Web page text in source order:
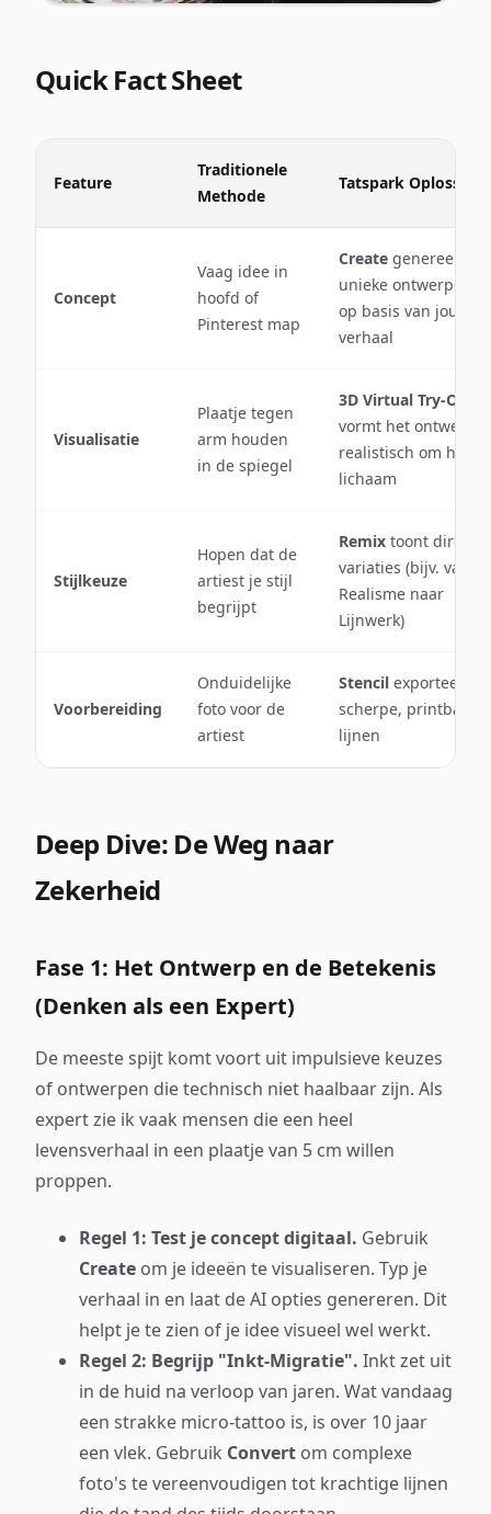
Quick Fact Sheet
Feature
Traditionele
Methode
Tatspark Oplossing
Concept
Vaag idee in
hoofd of
Pinterest map
Create genereert
unieke ontwerpen
op basis van jouw
verhaal
Visualisatie
Plaatje tegen
arm houden
in de spiegel
3D Virtual Try-On
vormt het ontwerp
realistisch om het
lichaam
Stijlkeuze
Hopen dat de
artiest je stijl
begrijpt
Remix toont direct
variaties (bijv. van
Realisme naar
Lijnwerk)
Voorbereiding
Onduidelijke
foto voor de
artiest
Stencil exporteert
scherpe, printbare
lijnen
Deep Dive: De Weg naar
Zekerheid
Fase 1: Het Ontwerp en de Betekenis
(Denken als een Expert)
De meeste spijt komt voort uit impulsieve keuzes
of ontwerpen die technisch niet haalbaar zijn. Als
expert zie ik vaak mensen die een heel
levensverhaal in een plaatje van 5 cm willen
proppen.
Regel 1: Test je concept digitaal. Gebruik
Create om je ideeën te visualiseren. Typ je
verhaal in en laat de AI opties genereren. Dit
helpt je te zien of je idee visueel wel werkt.
Regel 2: Begrijp "Inkt-Migratie". Inkt zet uit
in de huid na verloop van jaren. Wat vandaag
een strakke micro-tattoo is, is over 10 jaar
een vlek. Gebruik Convert om complexe
foto's te vereenvoudigen tot krachtige lijnen